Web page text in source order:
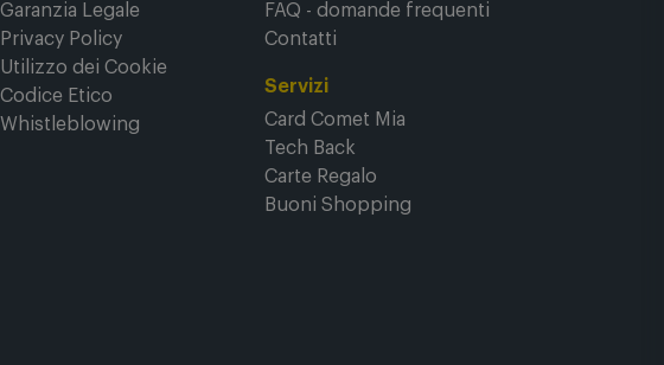
vendita
Garanzia Legale
Privacy Policy
Utilizzo dei Cookie
Codice Etico
Recessi e rimborsi
FAQ - domande frequenti
Contatti
Servizi
Card Comet Mia
Tech Back
Carte Regalo